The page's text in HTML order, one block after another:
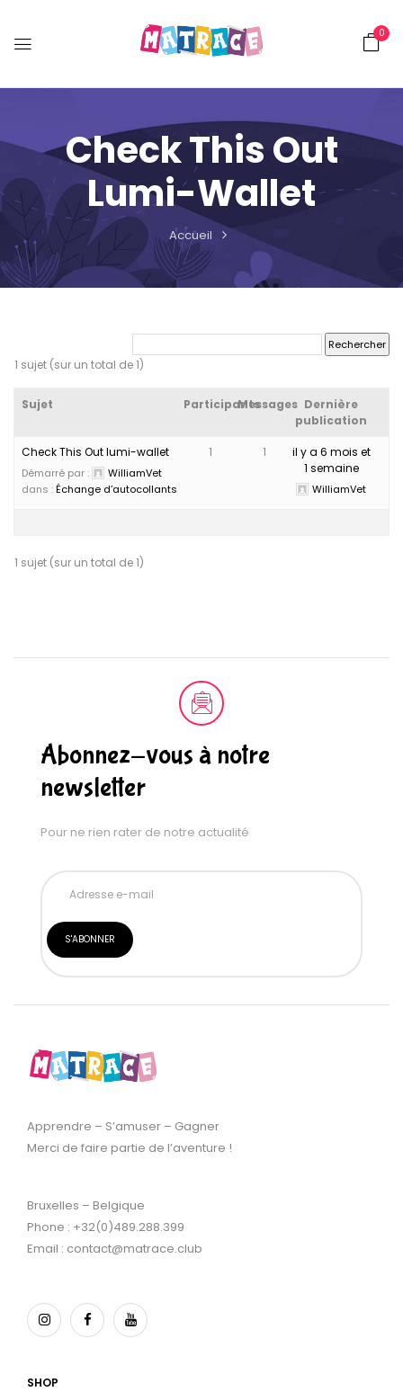
0
Check This Out
Lumi-Wallet
Accueil
1 sujet (sur un total de 1)
Sujet ParticipantsMessages Dernière
publication
Check This Out lumi-wallet
Démarré par :
WilliamVet
dans :Échange d’autocollants
1 1
il y a 6 mois et
1 semaine
WilliamVet
1 sujet (sur un total de 1)
Abonnez-vous à notre
newsletter
Pour ne rien rater de notre actualité
Apprendre – S’amuser – Gagner
Merci de faire partie de l’aventure !
Bruxelles – Belgique
Phone : +32(0)489.288.399
Email : contact@matrace.club
SHOP